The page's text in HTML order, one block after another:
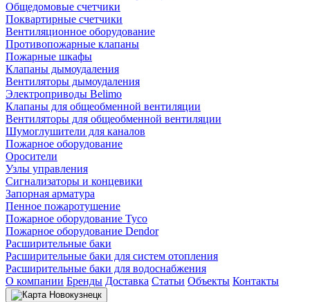
Общедомовые счетчики
Поквартирные счетчики
Вентиляционное оборудование
Противопожарные клапаны
Пожарные шкафы
Клапаны дымоудаления
Вентиляторы дымоудаления
Электроприводы Belimo
Клапаны для общеобменной вентиляции
Вентиляторы для общеобменной вентиляции
Шумоглушители для каналов
Пожарное оборудование
Оросители
Узлы управления
Сигнализаторы и концевики
Запорная арматура
Пенное пожаротушение
Пожарное оборудование Tyco
Пожарное оборудование Dendor
Расширительные баки
Расширительные баки для систем отопления
Расширительные баки для водоснабжения
О компании Бренды Доставка Статьи Объекты Контакты
Новокузнецк